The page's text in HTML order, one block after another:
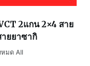
2แกน 2×4 สาย
ยยาซากิ
มด All